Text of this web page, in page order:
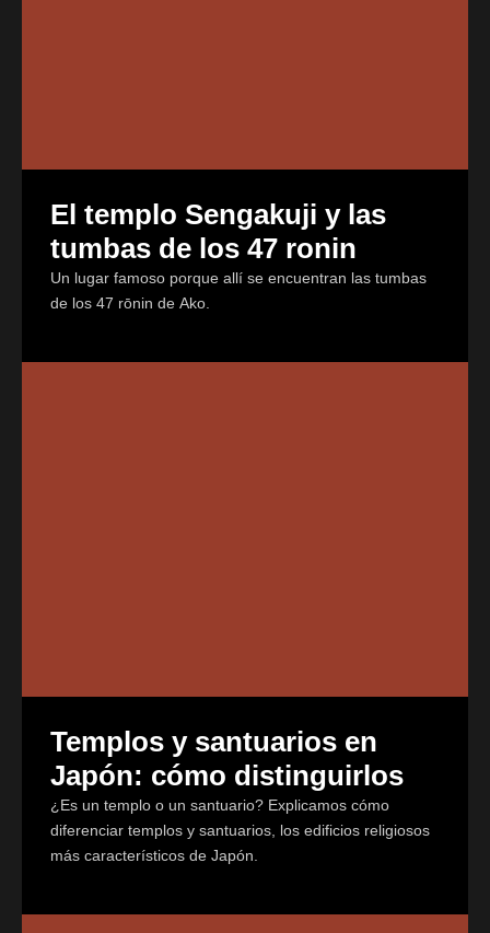
El templo Sengakuji y las
tumbas de los 47 ronin
Un lugar famoso porque allí se encuentran las tumbas
de los 47 rōnin de Ako.
Templos y santuarios en
Japón: cómo distinguirlos
¿Es un templo o un santuario? Explicamos cómo
diferenciar templos y santuarios, los edificios religiosos
más característicos de Japón.